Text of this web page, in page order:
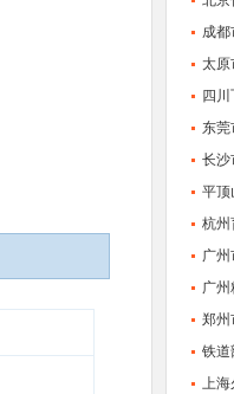
成都
太原
四
东
长沙
平顶
杭州
广
广州
郑州
铁道
上海